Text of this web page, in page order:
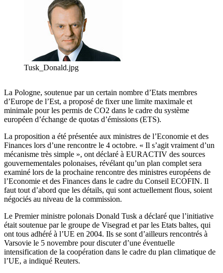
Tusk_Donald.jpg
La Pologne, soutenue par un certain nombre d’Etats membres
d’Europe de l’Est, a proposé de fixer une limite maximale et
minimale pour les permis de CO2 dans le cadre du système
européen d’échange de quotas d’émissions (ETS).
La proposition a été présentée aux ministres de l’Economie et des
Finances lors d’une rencontre le 4 octobre. « Il s’agit vraiment d’un
mécanisme très simple », ont déclaré à EURACTIV des sources
gouvernementales polonaises, révélant qu’un plan complet sera
examiné lors de la prochaine rencontre des ministres européens de
l’Economie et des Finances dans le cadre du Conseil ECOFIN. Il
faut tout d’abord que les détails, qui sont actuellement flous, soient
négociés au niveau de la commission.
Le Premier ministre polonais Donald Tusk a déclaré que l’initiative
était soutenue par le groupe de Visegrad et par les Etats baltes, qui
ont tous adhéré à l’UE en 2004. Ils se sont d’ailleurs rencontrés à
Varsovie le 5 novembre pour discuter d’une éventuelle
intensification de la coopération dans le cadre du plan climatique de
l’UE, a indiqué Reuters.